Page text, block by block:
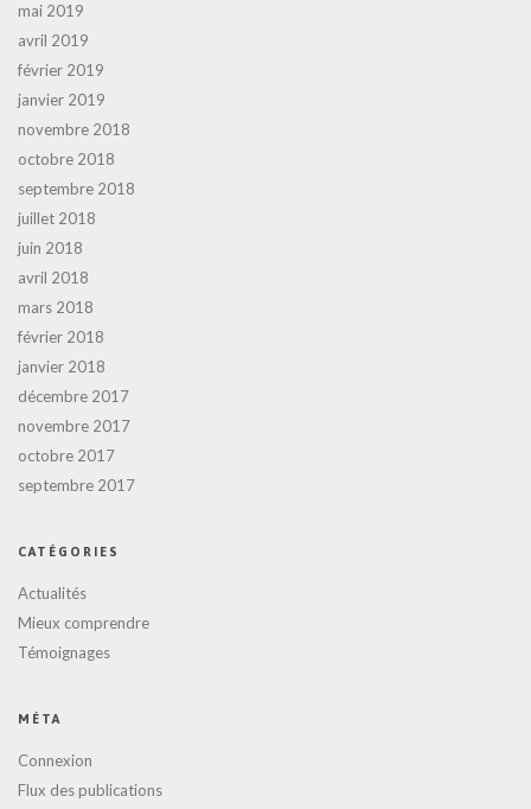
mai 2019
avril 2019
février 2019
janvier 2019
novembre 2018
octobre 2018
septembre 2018
juillet 2018
juin 2018
avril 2018
mars 2018
février 2018
janvier 2018
décembre 2017
novembre 2017
octobre 2017
septembre 2017
CATÉGORIES
Actualités
Mieux comprendre
Témoignages
MÉTA
Connexion
Flux des publications